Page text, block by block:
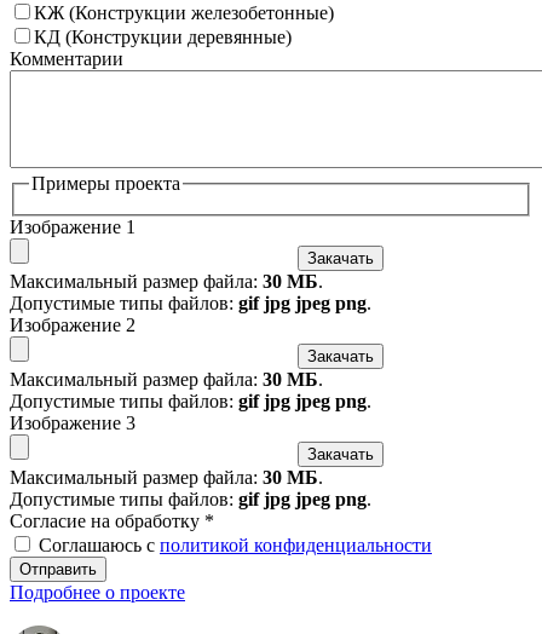
КЖ (Конструкции железобетонные)
КД (Конструкции деревянные)
Комментарии
Примеры проекта
Изображение 1
Закачать
Максимальный размер файла: 30 МБ.
Допустимые типы файлов: gif jpg jpeg png.
Изображение 2
Закачать
Максимальный размер файла: 30 МБ.
Допустимые типы файлов: gif jpg jpeg png.
Изображение 3
Закачать
Максимальный размер файла: 30 МБ.
Допустимые типы файлов: gif jpg jpeg png.
Согласие на обработку *
Соглашаюсь с политикой конфиденциальности
Отправить
Подробнее о проекте